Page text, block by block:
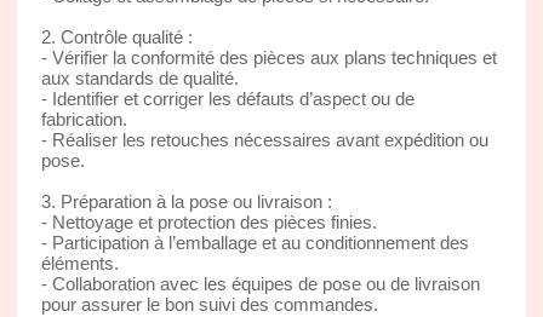
2. Contrôle qualité :
- Vérifier la conformité des pièces aux plans techniques et
aux standards de qualité.
- Identifier et corriger les défauts d’aspect ou de
fabrication.
- Réaliser les retouches nécessaires avant expédition ou
pose.
3. Préparation à la pose ou livraison :
- Nettoyage et protection des pièces finies.
- Participation à l’emballage et au conditionnement des
éléments.
- Collaboration avec les équipes de pose ou de livraison
pour assurer le bon suivi des commandes.